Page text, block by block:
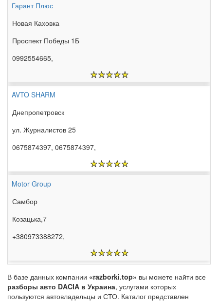
Гарант Плюс
Новая Каховка
Проспект Победы 1Б
0992554665,
AVTO SHARM
Днепропетровск
ул. Журналистов 25
0675874397, 0675874397,
Motor Group
Самбор
Козацька,7
+380973388272,
В базе данных компании «razborki.top» вы можете найти все
разборы авто DACIA в Украина, услугами которых
пользуются автовладельцы и СТО. Каталог представлен